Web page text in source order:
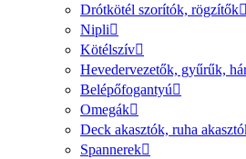
Drótkötél szorítók, rögzítők
Nipli
Kötélszív
Hevedervezetők, gyűrűk,
Belépőfogantyú
Omegák
Deck akasztók, ruha
Spannerek